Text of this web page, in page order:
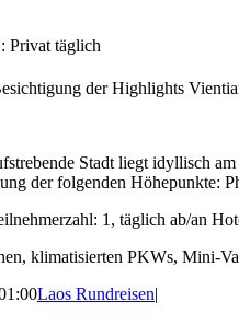
: Privat täglich
der Highlights
Stadt liegt idyllisch
der folgenden Höhepunkte:
1, täglich ab/an
klimatisierten PKWs, Mini-
Laos Rundreisen|